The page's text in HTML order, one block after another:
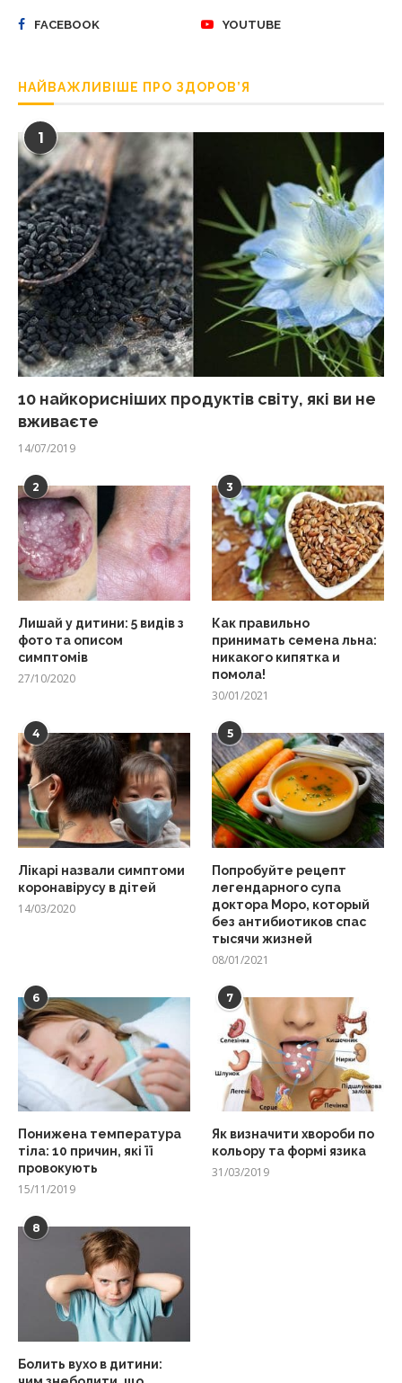
FACEBOOK YOUTUBE
НАЙВАЖЛИВІШЕ ПРО ЗДОРОВ’Я
1
10 найкорисніших продуктів світу, які ви не
вживаєте
14/07/2019
2
Лишай у дитини: 5 видів з
фото та описом
симптомів
27/10/2020
3
Как правильно
принимать семена льна:
никакого кипятка и
помола!
30/01/2021
4
Лікарі назвали симптоми
коронавірусу в дітей
14/03/2020
5
Попробуйте рецепт
легендарного супа
доктора Моро, который
без антибиотиков спас
тысячи жизней
08/01/2021
6
Понижена температура
тіла: 10 причин, які її
провокують
15/11/2019
7
Як визначити хвороби по
кольору та формі язика
31/03/2019
8
Болить вухо в дитини: